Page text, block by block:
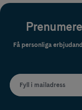
Få personliga
Fyll i mailadress